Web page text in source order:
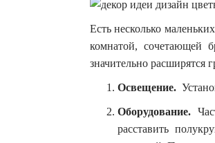
Есть несколько
комнатой, сочетающей
значительно расширятся
Освещение.
Оборудование.
расставить